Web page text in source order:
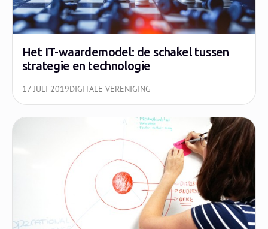
Het IT-waardemodel: de schakel tussen
strategie en technologie
17 JULI 2019DIGITALE VERENIGING